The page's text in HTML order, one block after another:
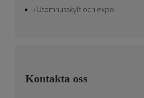
Utomhusskylt och expo
Kontakta oss